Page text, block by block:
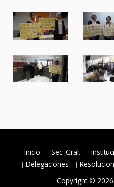
Inicio Sec. Gral.
Delegaciones
Copyright © 2026